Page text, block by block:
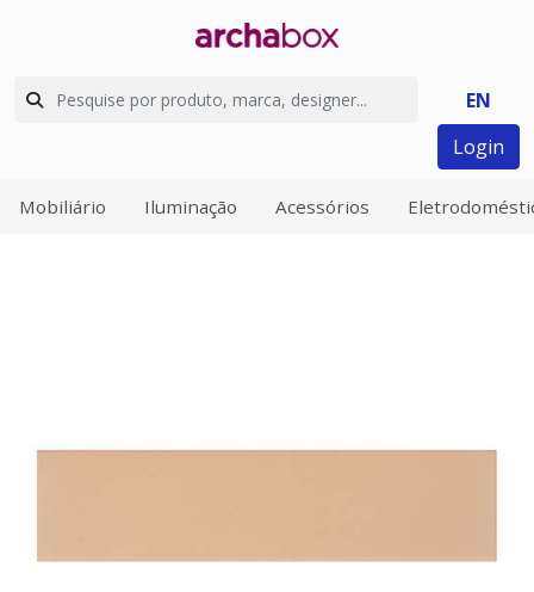
EN
Login
Mobiliário Iluminação Acessórios